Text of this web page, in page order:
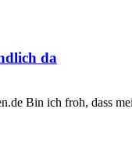
da
Bin ich froh, dass